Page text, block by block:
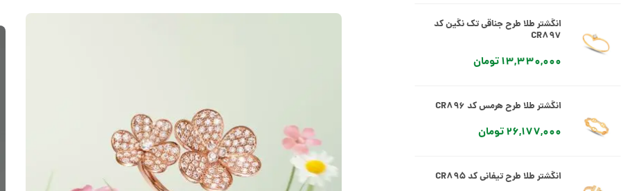
انگشتر طلا طرح جناقی تک نگین کد
CR897
13,330,000 تومان
انگشتر طلا طرح هرمس کد CR896
26,177,000 تومان
انگشتر طلا طرح تیفانی کد CR895